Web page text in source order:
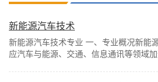
新能源汽车技术
新能源汽车技术专业 一、专业概况新能
应汽车与能源、交通、信息通讯等领域